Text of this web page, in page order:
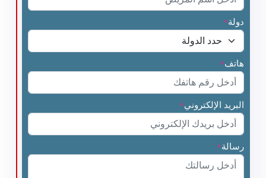
دولة*
هاتف*
البريد الإلكتروني*
رسالة*